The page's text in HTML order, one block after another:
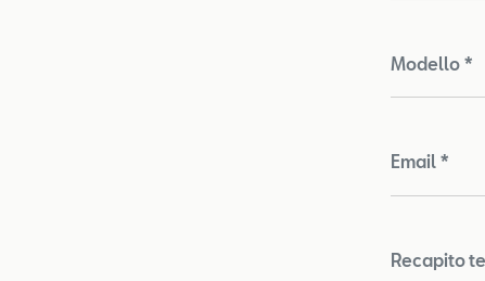
Modello *
Email *
Recapito